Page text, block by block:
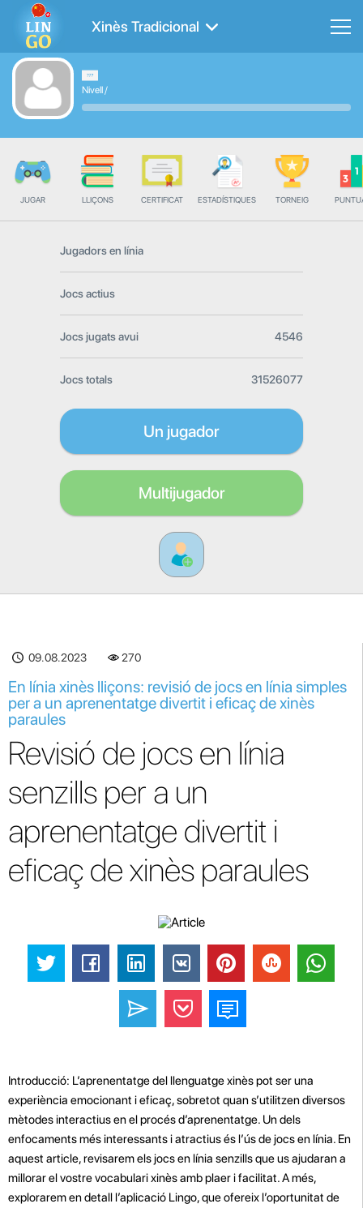
Xinès Tradicional
Nivell/
JUGAR LLIÇONS CERTIFICAT ESTADÍSTIQUES TORNEIG
Jugadors en línia
Jocs actius
Jocs jugats avui 4546
Jocs totals 31526077
Un jugador
Multijugador
09.08.2023 270
En línia xinès lliçons: revisió de jocs en línia simples
per a un aprenentatge divertit i eficaç de xinès
paraules
Revisió de jocs en línia
senzills per a un
aprenentatge divertit i
eficaç de xinès paraules
Introducció: L’aprenentatge del llenguatge xinès pot ser una
experiència emocionant i eficaç, sobretot quan s’utilitzen diversos
mètodes interactius en el procés d’aprenentatge. Un dels
enfocaments més interessants i atractius és l’ús de jocs en línia. En
aquest article, revisarem els jocs en línia senzills que us ajudaran a
millorar el vostre vocabulari xinès amb plaer i facilitat. A més,
explorarem en detall l’aplicació Lingo, que ofereix l’oportunitat de